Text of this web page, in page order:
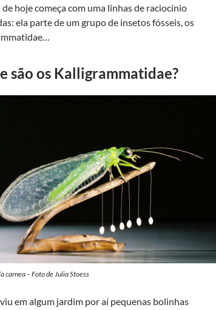
hoje começa com uma linhas de raciocínio
ela parte de um grupo de insetos fósseis, os
são os Kalligrammatidae?
carnea– Foto de Julia Stoess
em algum jardim por aí pequenas bolinhas